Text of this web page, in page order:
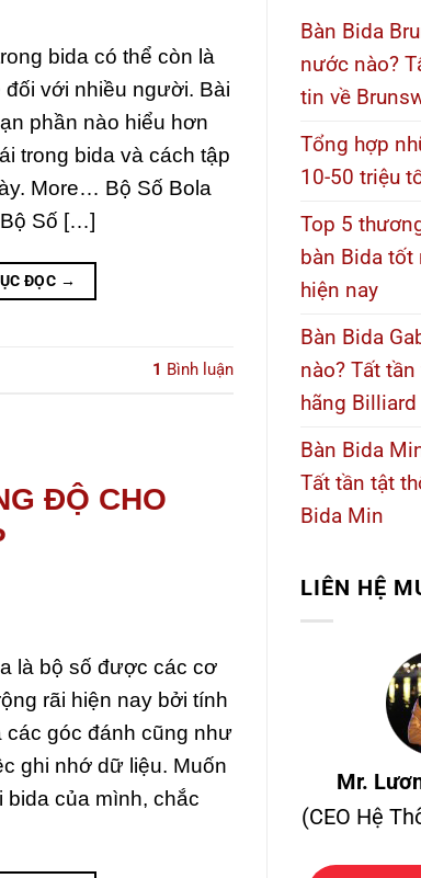
bida có thể còn là
đối với nhiều người. Bài
phần nào hiểu hơn
trong bida và cách tập
More… Bộ Số Bola
Số […]
ĐỌC →
1 Bình luận
ĐỘ CHO
là bộ số được các cơ
rãi hiện nay bởi tính
các góc đánh cũng như
ghi nhớ dữ liệu. Muốn
bida của mình, chắc
Bàn Bida
nước nào?
tin về
Tổng hợp
10-50 triệu
Top 5
bàn Bida tốt
hiện nay
Bàn Bida
nào? Tất
hãng
Bàn Bida
Tất tần tật
Bida Min
LIÊN HỆ
Mr.
(CEO Hệ